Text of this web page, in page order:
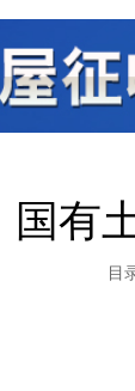
国有
目